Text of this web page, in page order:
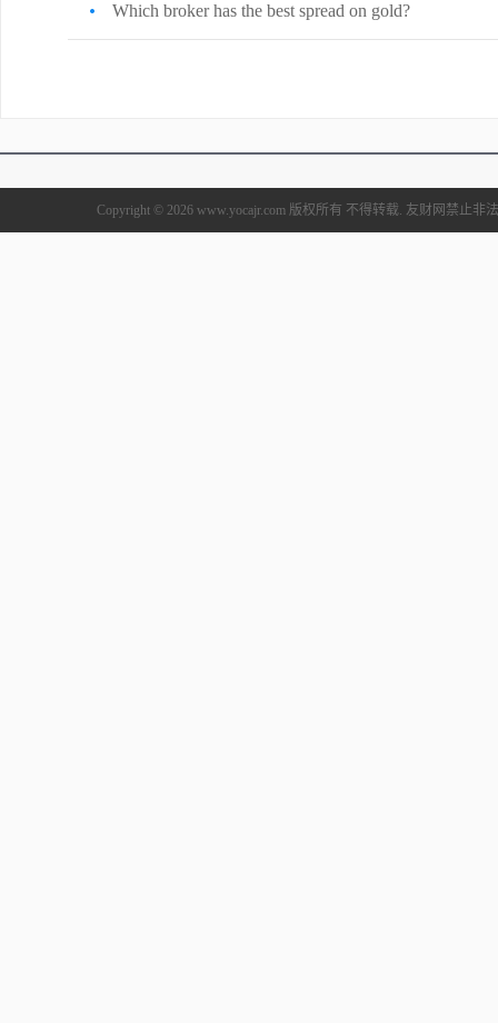
Which broker has the best spread on gold?
Copyright © 2026 www.yocajr.com 版权所有 不得转载. 友财网禁止非